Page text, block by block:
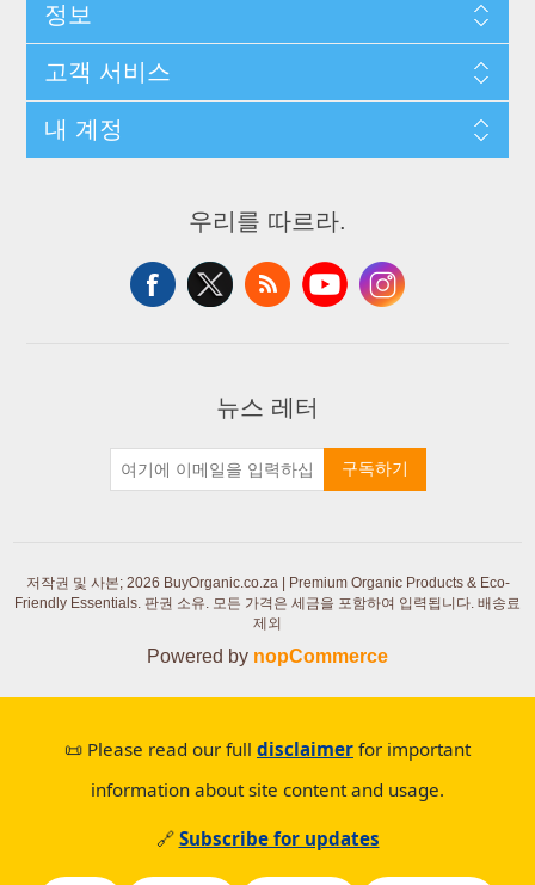
정보
고객 서비스
내 계정
우리를 따르라.
뉴스 레터
구독하기
저작권 및 사본; 2026 BuyOrganic.co.za | Premium Organic Products & Eco-
Friendly Essentials. 판권 소유. 모든 가격은 세금을 포함하여 입력됩니다. 배송료
제외
Powered by nopCommerce
📜 Please read our full disclaimer for important
information about site content and usage.
🔗 Subscribe for updates